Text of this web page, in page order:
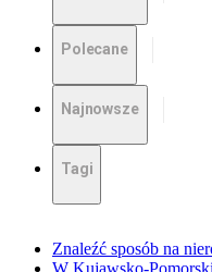
Polecane
Najnowsze
Tagi
Znaleźć sposób na
W Kujawsko-